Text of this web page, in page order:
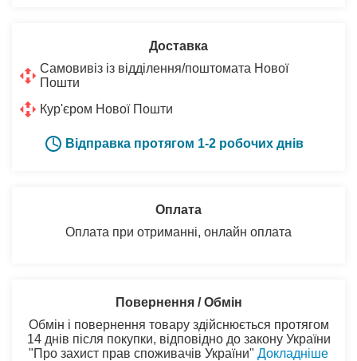
Доставка
Самовивіз із відділення/поштомата Нової
Пошти
Кур'єром Нової Пошти
Відправка протягом 1-2 робочих днів
Оплата
Оплата при отриманні, онлайн оплата
Повернення / Обмін
Обмін і повернення товару здійснюється протягом
14 днів після покупки, відповідно до закону України
"Про захист прав споживачів України" Докладніше